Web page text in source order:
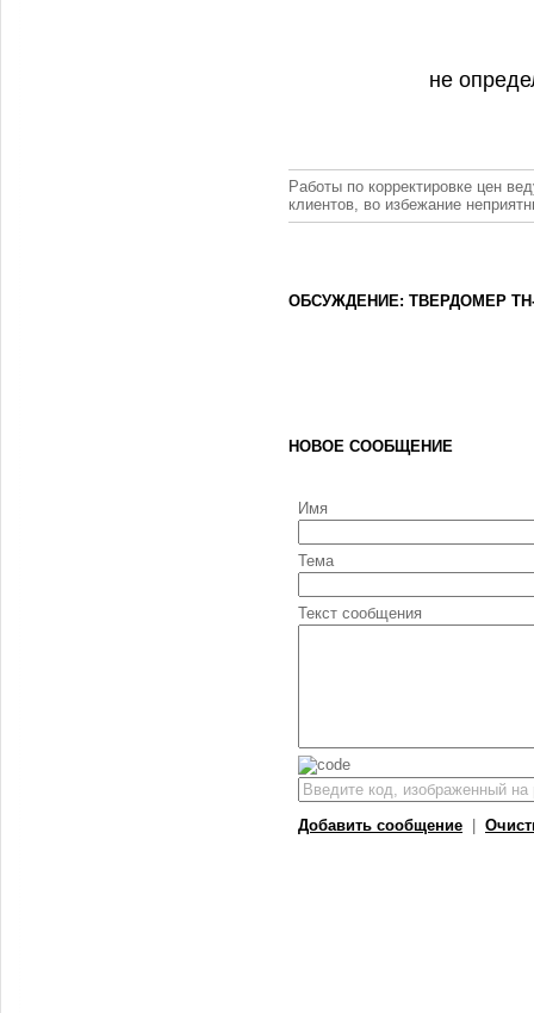
не
Работы по корректировке цен
клиентов, во избежание
ОБСУЖДЕНИЕ: ТВЕРДОМЕР TH-
НОВОЕ СООБЩЕНИЕ
Имя
Тема
Текст сообщения
Добавить сообщение